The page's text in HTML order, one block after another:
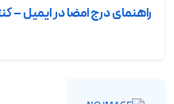
راهنمای درج امضا در ایمیل –